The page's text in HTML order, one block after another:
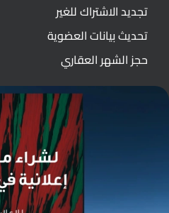
تجديد الاشتراك للغير
تحديث بيانات العضوية
حجز الشهر العقاري